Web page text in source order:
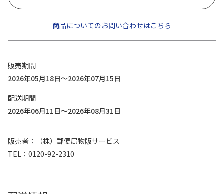
商品についてのお問い合わせはこちら
販売期間
2026年05月18日～2026年07月15日
配送期間
2026年06月11日～2026年08月31日
販売者
（株）郵便局物販サービス
TEL
0120-92-2310